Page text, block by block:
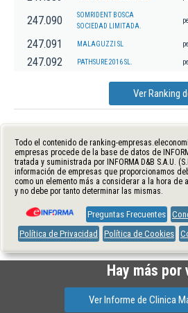
247.090
SOMRIDENT BOSCA
SOCIEDAD LIMITADA.
247.091 MALAGUZZI SL
247.092 PATHSURE 2016 SL.
Ver Ranking
Todo el contenido de ranking-
empresas procede de la base de datos de
tratada y suministrada por INFORMA D&B S.A.U.
información de empresas que proporcionamos
como un elemento más a considerar a la hora de
y no debe por tanto determinar las mismas.
Preguntas Frecuentes
Política de Privacidad
Política de Cookies
Hay más por
Ver Informe de Clinica